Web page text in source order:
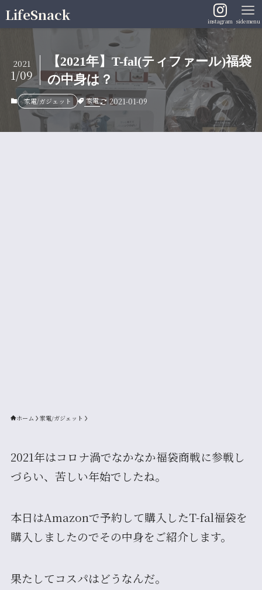
LifeSnack instagram sidemenu
【2021年】T-fal(ティファール)福袋
の中身は？
2021
1/09
家電/ガジェット 家電 2021-01-09
ホーム 家電/ガジェット
2021年はコロナ渦でなかなか福袋商戦に参戦し
づらい、苦しい年始でしたね。
本日はAmazonで予約して購入したT-fal福袋を
購入しましたのでその中身をご紹介します。
果たしてコスパはどうなんだ。